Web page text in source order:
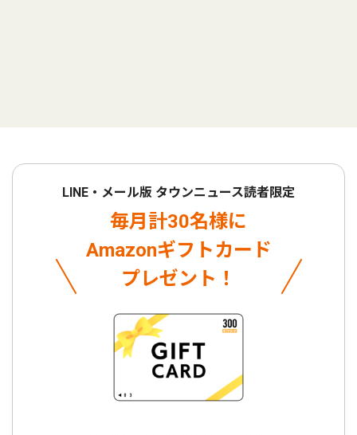
LINE・メール版 タウンニュース読者限定
毎月計30名様に
Amazonギフトカード
プレゼント！